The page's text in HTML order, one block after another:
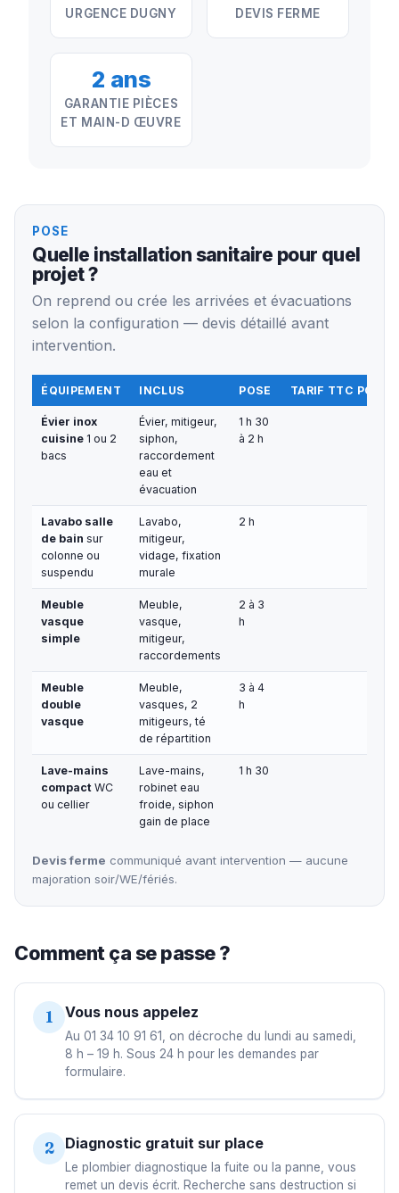
URGENCE DUGNY
DEVIS FERME
2 ans
GARANTIE PIÈCES
ET MAIN-D ŒUVRE
POSE
Quelle installation sanitaire pour quel
projet ?
On reprend ou crée les arrivées et évacuations
selon la configuration — devis détaillé avant
intervention.
ÉQUIPEMENT INCLUS POSE TARIF TTC POSE
Évier inox
cuisine 1 ou 2
bacs
Évier, mitigeur,
siphon,
raccordement
eau et
évacuation
1 h 30
à 2 h
Lavabo salle
de bain sur
colonne ou
suspendu
Lavabo,
mitigeur,
vidage, fixation
murale
2 h
Meuble
vasque
simple
Meuble,
vasque,
mitigeur,
raccordements
2 à 3
h
Meuble
double
vasque
Meuble,
vasques, 2
mitigeurs, té
de répartition
3 à 4
h
Lave-mains
compact WC
ou cellier
Lave-mains,
robinet eau
froide, siphon
gain de place
1 h 30
Devis ferme communiqué avant intervention — aucune
majoration soir/WE/fériés.
Comment ça se passe ?
1 Vous nous appelez
Au 01 34 10 91 61, on décroche du lundi au samedi,
8 h – 19 h. Sous 24 h pour les demandes par
formulaire.
2 Diagnostic gratuit sur place
Le plombier diagnostique la fuite ou la panne, vous
remet un devis écrit. Recherche sans destruction si